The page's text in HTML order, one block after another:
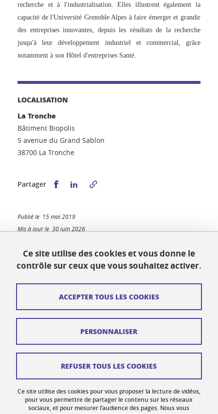
recherche et à l'industrialisation. Elles illustrent également la
capacité de l'Université Grenoble Alpes à faire émerger et grandir
des entreprises innovantes, depuis les résultats de la recherche
jusqu'à leur développement industriel et commercial, grâce
notamment à son Hôtel d'entreprises Santé.
LOCALISATION
La Tronche
Bâtiment Biopolis
5 avenue du Grand Sablon
38700 La Tronche
Partager Partager sur Facebook
Partager sur LinkedIn
Publié le 15 mai 2019
Mis à jour le 30 juin 2026
38700 La Tronche
biopolis-accueil@univ-grenoble-alpes.fr
Crédits
Mentions légales
Ce site utilise des cookies et vous donne le
contrôle sur ceux que vous souhaitez activer.
Ce site utilise des cookies pour vous proposer la lecture de vidéos,
pour vous permettre de partager le contenu sur les réseaux
sociaux, et pour mesurer l’audience des pages. Nous vous
ACCEPTER TOUS LES COOKIES
REFUSER TOUS LES COOKIES
PERSONNALISER